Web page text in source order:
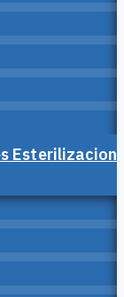
Esterilizacion